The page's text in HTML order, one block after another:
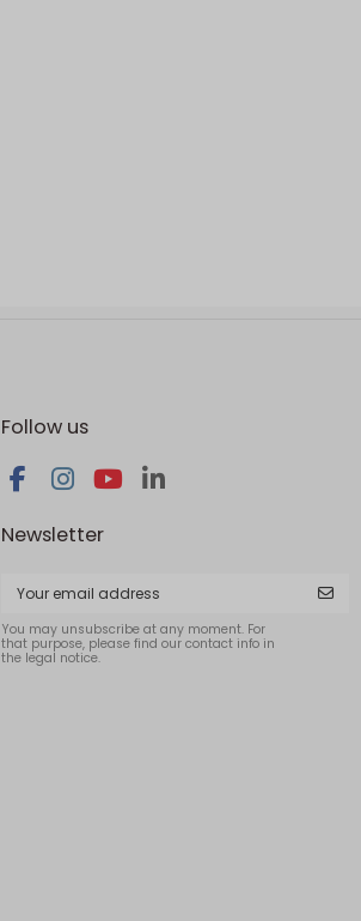
Follow us
Newsletter
You may unsubscribe at any moment. For
that purpose, please find our contact info in
the legal notice.